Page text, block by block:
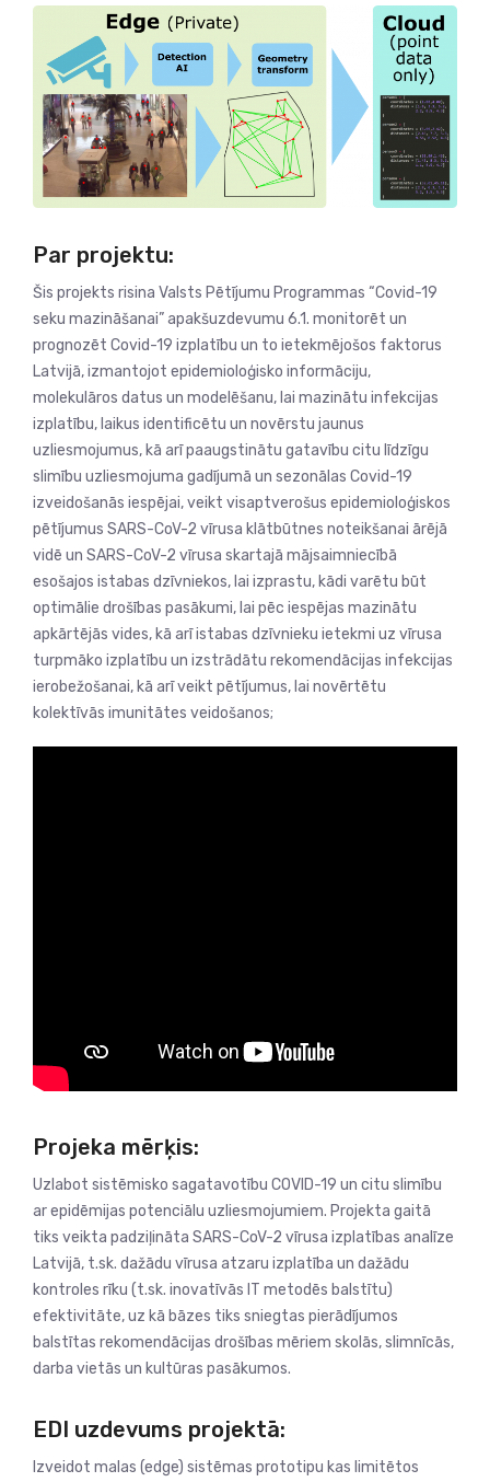
Par projektu:
Šis projekts risina Valsts Pētījumu Programmas “Covid-19
seku mazināšanai” apakšuzdevumu 6.1. monitorēt un
prognozēt Covid-19 izplatību un to ietekmējošos faktorus
Latvijā, izmantojot epidemioloģisko informāciju,
molekulāros datus un modelēšanu, lai mazinātu infekcijas
izplatību, laikus identificētu un novērstu jaunus
uzliesmojumus, kā arī paaugstinātu gatavību citu līdzīgu
slimību uzliesmojuma gadījumā un sezonālas Covid-19
izveidošanās iespējai, veikt visaptverošus epidemioloģiskos
pētījumus SARS-CoV-2 vīrusa klātbūtnes noteikšanai ārējā
vidē un SARS-CoV-2 vīrusa skartajā mājsaimniecībā
esošajos istabas dzīvniekos, lai izprastu, kādi varētu būt
optimālie drošības pasākumi, lai pēc iespējas mazinātu
apkārtējās vides, kā arī istabas dzīvnieku ietekmi uz vīrusa
turpmāko izplatību un izstrādātu rekomendācijas infekcijas
ierobežošanai, kā arī veikt pētījumus, lai novērtētu
kolektīvās imunitātes veidošanos;
Projeka mērķis:
Uzlabot sistēmisko sagatavotību COVID-19 un citu slimību
ar epidēmijas potenciālu uzliesmojumiem. Projekta gaitā
tiks veikta padziļināta SARS-CoV-2 vīrusa izplatības analīze
Latvijā, t.sk. dažādu vīrusa atzaru izplatība un dažādu
kontroles rīku (t.sk. inovatīvās IT metodēs balstītu)
efektivitāte, uz kā bāzes tiks sniegtas pierādījumos
balstītas rekomendācijas drošības mēriem skolās, slimnīcās,
darba vietās un kultūras pasākumos.
EDI uzdevums projektā:
Izveidot malas (edge) sistēmas prototipu kas limitētos